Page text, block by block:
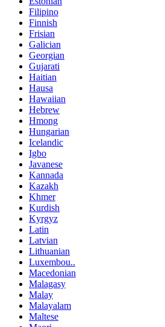
Filipino
Finnish
Frisian
Galician
Georgian
Gujarati
Haitian
Hausa
Hawaiian
Hebrew
Hmong
Hungarian
Icelandic
Igbo
Javanese
Kannada
Kazakh
Khmer
Kurdish
Kyrgyz
Latin
Latvian
Lithuanian
Luxembou..
Macedonian
Malagasy
Malay
Malayalam
Maltese